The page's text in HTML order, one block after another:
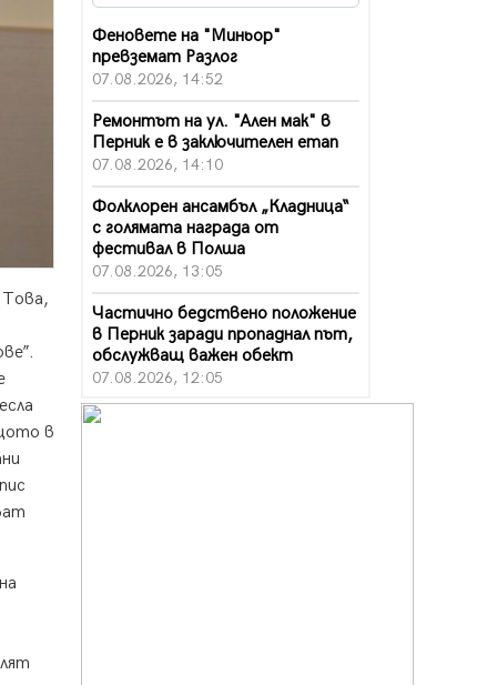
Това,
в
Феновете на "Миньор"
превземат Разлог
07.08.2026, 14:52
Ремонтът на ул. "Ален мак" в
Перник е в заключителен етап
07.08.2026, 14:10
Фолклорен ансамбъл „Кладница“
с голямата награда от
фестивал в Полша
07.08.2026, 13:05
Частично бедствено положение
в Перник заради пропаднал път,
обслужващ важен обект
07.08.2026, 12:05
Да отговорим на жегите с филм